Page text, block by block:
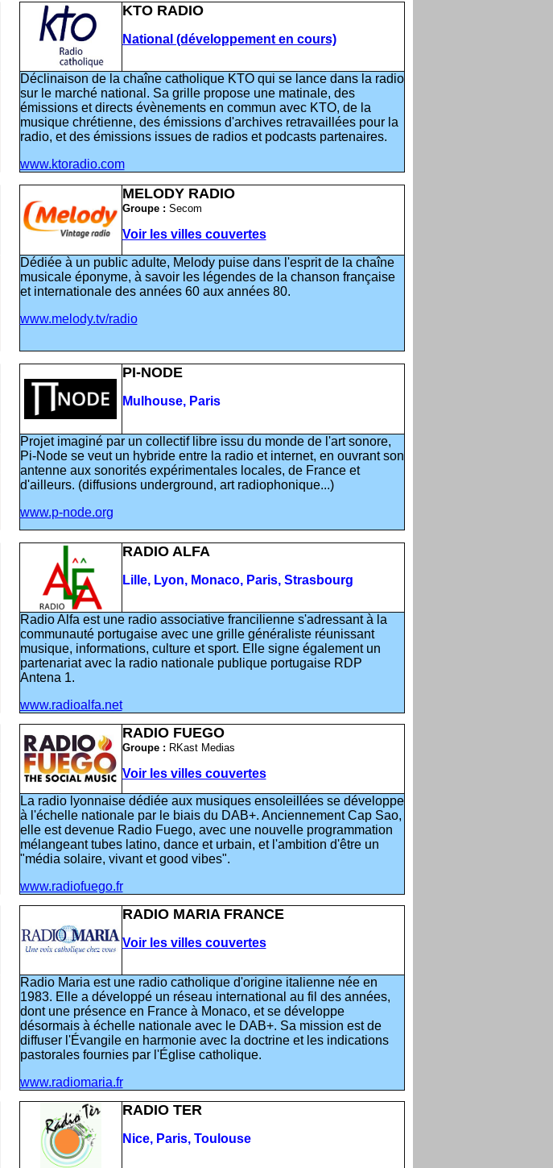
KTO RADIO
National (développement en cours)
Déclinaison de la chaîne catholique KTO qui se lance dans la radio
sur le marché national. Sa grille propose une matinale, des
émissions et directs évènements en commun avec KTO, de la
musique chrétienne, des émissions d'archives retravaillées pour la
radio, et des émissions issues de radios et podcasts partenaires.
www.ktoradio.com
MELODY RADIO
Groupe : Secom
Voir les villes couvertes
Dédiée à un public adulte, Melody puise dans l'esprit de la chaîne
musicale éponyme, à savoir les légendes de la chanson française
et internationale des années 60 aux années 80.
www.melody.tv/radio
PI-NODE
Mulhouse, Paris
Projet imaginé par un collectif libre issu du monde de l'art sonore,
Pi-Node se veut un hybride entre la radio et internet, en ouvrant son
antenne aux sonorités expérimentales locales, de France et
d'ailleurs. (diffusions underground, art radiophonique...)
www.p-node.org
RADIO ALFA
Lille, Lyon, Monaco, Paris, Strasbourg
Radio Alfa est une radio associative francilienne s'adressant à la
communauté portugaise avec une grille généraliste réunissant
musique, informations, culture et sport. Elle signe également un
partenariat avec la radio nationale publique portugaise RDP
Antena 1.
www.radioalfa.net
RADIO FUEGO
Groupe : RKast Medias
Voir les villes couvertes
La radio lyonnaise dédiée aux musiques ensoleillées se développe
à l'échelle nationale par le biais du DAB+. Anciennement Cap Sao,
elle est devenue Radio Fuego, avec une nouvelle programmation
mélangeant tubes latino, dance et urbain, et l'ambition d'être un
"média solaire, vivant et good vibes".
www.radiofuego.fr
RADIO MARIA FRANCE
Voir les villes couvertes
Radio Maria est une radio catholique d'origine italienne née en
1983. Elle a développé un réseau international au fil des années,
dont une présence en France à Monaco, et se développe
désormais à échelle nationale avec le DAB+. Sa mission est de
diffuser l'Évangile en harmonie avec la doctrine et les indications
pastorales fournies par l'Église catholique.
www.radiomaria.fr
RADIO TER
Nice, Paris, Toulouse